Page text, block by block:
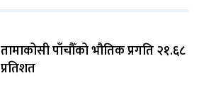
तामाकोसी पाँचौँको भौतिक प्रगति २१.६८
प्रतिशत